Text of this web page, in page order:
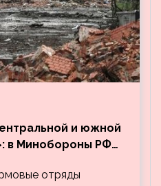
и южной
в Минобороны РФ
отряды